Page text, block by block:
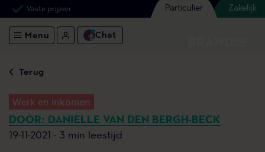
Vaste prijzen Particulier Zakelijk
Menu Chat
Terug
Werk en inkomen
DOOR: DANIELLE VAN DEN BERGH-BECK
19-11-2021 - 3 min leestijd